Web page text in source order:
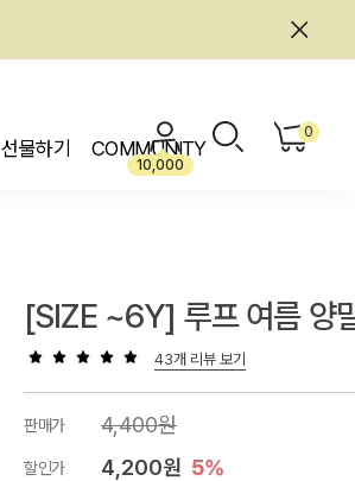
선물하기 COMMUNITY
10,000
0
[SIZE ~6Y] 루프 여름 양
43개 리뷰 보기
판매가 4,400원
할인가 4,200원 5%